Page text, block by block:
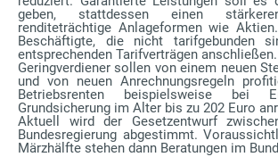
geben, stattdessen einen
renditeträchtige Anlageformen wie
Beschäftigte, die nicht tarifgebunden
entsprechenden Tarifverträgen anschließen.
Geringverdiener sollen von einem neuen
und von neuen Anrechnungsregeln
Betriebsrenten beispielsweise bei
Grundsicherung im Alter bis zu 202 Euro
Aktuell wird der Gesetzentwurf
Bundesregierung abgestimmt.
Märzhälfte stehen dann Beratungen im